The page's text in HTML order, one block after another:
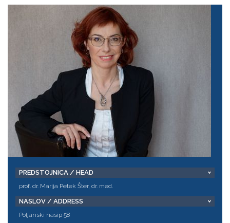
PREDSTOJNICA / HEAD
prof. dr. Marija Petek Šter, dr. med.
NASLOV / ADDRESS
Poljanski nasip 58